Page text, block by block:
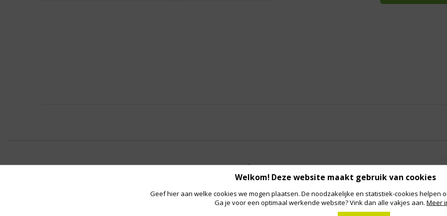
Welkom! Deze website maakt gebruik van cookies
Geef hier aan welke cookies we mogen plaatsen. De noodzakelijke en statistiek-cookies helpen
Ga je voor een optimaal werkende website? Vink dan alle vakjes aan. Meer